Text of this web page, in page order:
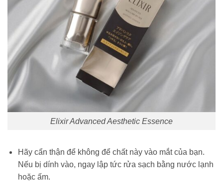
Elixir Advanced Aesthetic Essence
Hãy cẩn thận để không để chất này vào mắt của bạn.
Nếu bị dính vào, ngay lập tức rửa sạch bằng nước lạnh
hoặc ấm.